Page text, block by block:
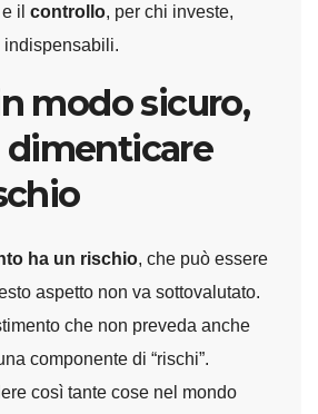
e il controllo, per chi investe,
indispensabili.
modo sicuro,
dimenticare
ha un rischio, che può essere
aspetto non va sottovalutato.
che non preveda anche
componente di “rischi”.
così tante cose nel mondo